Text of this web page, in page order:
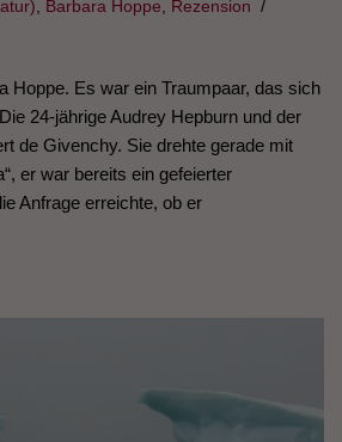
, Barbara Hoppe, Rezension
Hoppe. Es war ein Traumpaar, das sich
24-jährige Audrey Hepburn und der
de Givenchy. Sie drehte gerade mit
er war bereits ein gefeierter
Anfrage erreichte, ob er